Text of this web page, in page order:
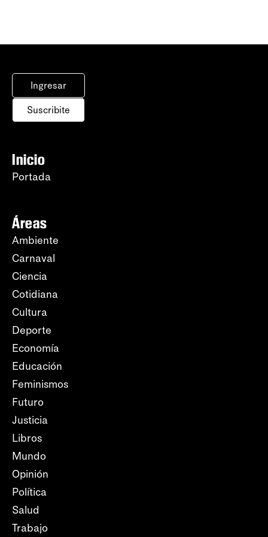
Ingresar
Suscribite
Inicio
Portada
Áreas
Ambiente
Carnaval
Ciencia
Cotidiana
Cultura
Deporte
Economía
Educación
Feminismos
Futuro
Justicia
Libros
Mundo
Opinión
Política
Salud
Trabajo